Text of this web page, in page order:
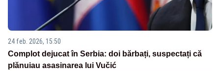
24 feb. 2026, 15:50
Complot dejucat în Serbia: doi bărbați, suspectați că
plănuiau asasinarea lui Vučić